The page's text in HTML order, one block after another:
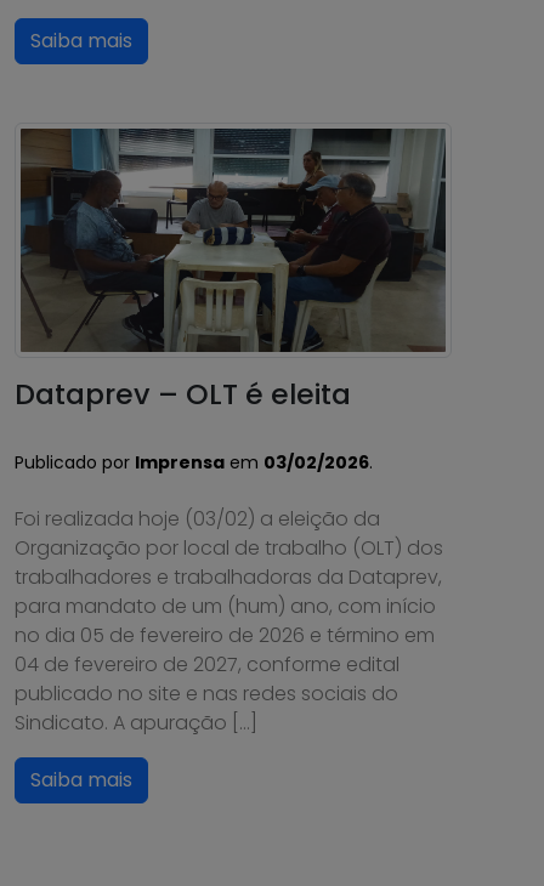
Saiba mais
Dataprev – OLT é eleita
Publicado por Imprensa em 03/02/2026.
Foi realizada hoje (03/02) a eleição da
Organização por local de trabalho (OLT) dos
trabalhadores e trabalhadoras da Dataprev,
para mandato de um (hum) ano, com início
no dia 05 de fevereiro de 2026 e término em
04 de fevereiro de 2027, conforme edital
publicado no site e nas redes sociais do
Sindicato. A apuração […]
Saiba mais